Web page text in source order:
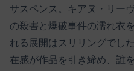
サスペンス。キアヌ・リー
の殺害と爆破事件の濡れ衣
れる展開はスリリングでし
在感が作品を引き締め、誰